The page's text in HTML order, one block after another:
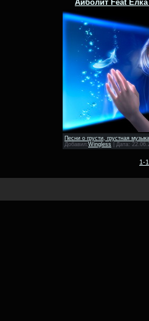
Айболит Feat
Песни о грусти, грустная
Добавил:Wingless Дата:
1-